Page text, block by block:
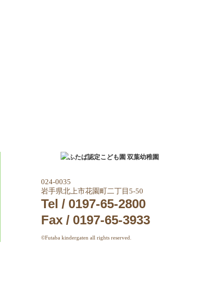
024-0035
岩手県北上市花園町二丁目5-50
Tel / 0197-65-2800
Fax / 0197-65-3933
©Futaba kindergaten all rights reserved.